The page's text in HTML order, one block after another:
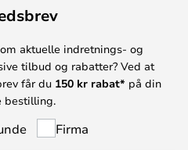
aktuelle indretnings- og
tilbud og rabatter? Ved at
får du 150 kr rabat* på din
bestilling.
Firma